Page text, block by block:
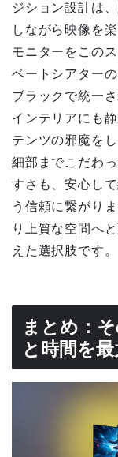
ジション設計は
しながら映像を
モニターをこの
ベートシアター
ブラックで統一
インテリアにも
テンツの邪魔を
細部までこだわ
すさも、安心し
う信頼に繋がり
り上質な空間へ
えた選択肢です。
まとめ：
と時間を